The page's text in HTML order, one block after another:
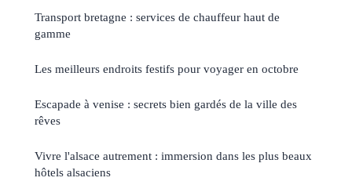
Transport bretagne : services de chauffeur haut de
gamme
Les meilleurs endroits festifs pour voyager en octobre
Escapade à venise : secrets bien gardés de la ville des
rêves
Vivre l'alsace autrement : immersion dans les plus beaux
hôtels alsaciens